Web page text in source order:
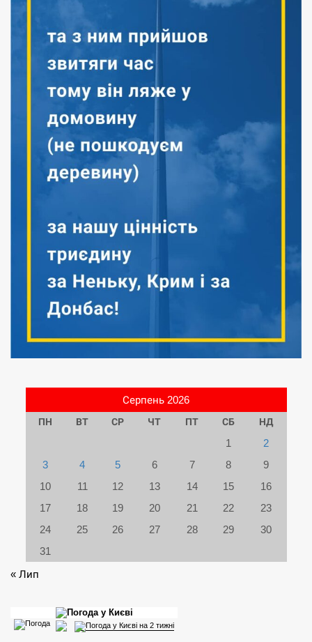
Серпень 2026
ПН ВТ СР ЧТ ПТ СБ НД
1
2
3
4 5 6 7 8
9
10
11 12 13 14 15
16
17
18 19 20 21 22
23
24
25 26 27 28 29
30
31
« Лип